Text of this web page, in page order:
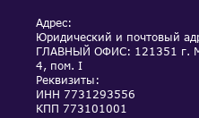
Адрес:
Юридический и почтовый
ГЛАВНЫЙ ОФИС: 121351 г.
4, пом. I
Реквизиты:
ИНН 7731293556
КПП 773101001